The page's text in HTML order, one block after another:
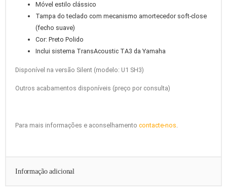
Móvel estilo clássico
Tampa do teclado com mecanismo amortecedor soft-close
(fecho suave)
Cor: Preto Polido
Inclui sistema TransAcoustic TA3 da Yamaha
Disponível na versão Silent (modelo: U1 SH3)
Outros acabamentos disponíveis (preço por consulta)
Para mais informações e aconselhamento contacte-nos.
Informação adicional